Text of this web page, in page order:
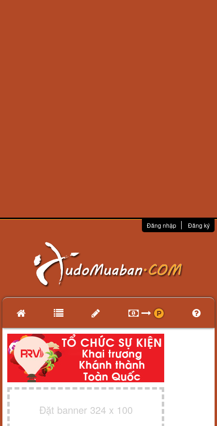
Đăng nhập Đăng ký
Đặt banner 324 x 100